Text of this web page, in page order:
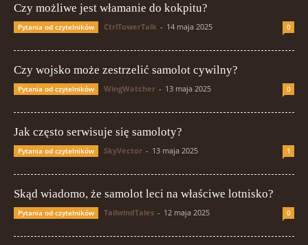
Czy możliwe jest włamanie do kokpitu?
Pytania od czytelników CtrlTowerTalk - 14 maja 2025 0
Czy wojsko może zestrzelić samolot cywilny?
Pytania od czytelników WingWatcher - 13 maja 2025 0
Jak często serwisuje się samoloty?
Pytania od czytelników SkyVector - 13 maja 2025 1
Skąd wiadomo, że samolot leci na właściwe lotnisko?
Pytania od czytelników TailwindTales - 12 maja 2025 0